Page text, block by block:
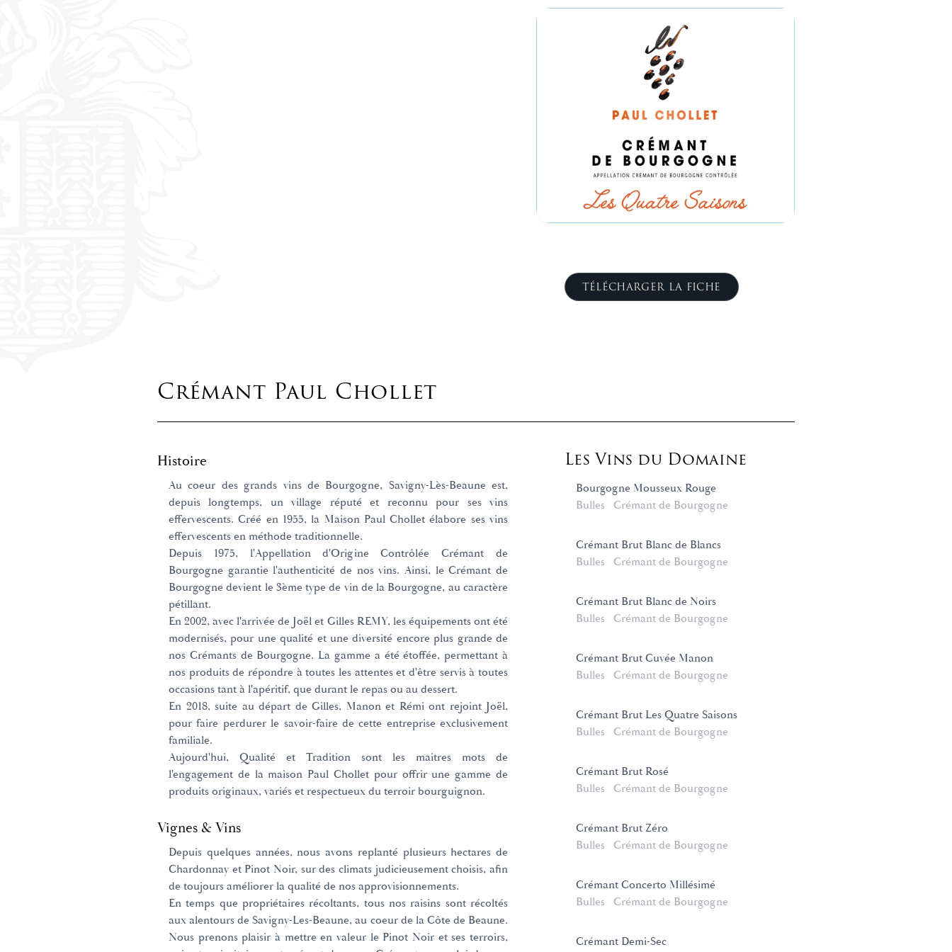
TÉLÉCHARGER LA FICHE
Crémant Paul Chollet
Histoire
Au coeur des grands vins de Bourgogne, Savigny-Lès-Beaune est,
depuis longtemps, un village réputé et reconnu pour ses vins
effervescents. Créé en 1955, la Maison Paul Chollet élabore ses vins
effervescents en méthode traditionnelle.
Depuis 1975, l'Appellation d'Origine Contrôlée Crémant de
Bourgogne garantie l'authenticité de nos vins. Ainsi, le Crémant de
Bourgogne devient le 3ème type de vin de la Bourgogne, au caractère
pétillant.
En 2002, avec l'arrivée de Joël et Gilles REMY, les équipements ont été
modernisés, pour une qualité et une diversité encore plus grande de
nos Crémants de Bourgogne. La gamme a été étoffée, permettant à
nos produits de répondre à toutes les attentes et d'être servis à toutes
occasions tant à l'apéritif, que durant le repas ou au dessert.
En 2018, suite au départ de Gilles, Manon et Rémi ont rejoint Joël,
pour faire perdurer le savoir-faire de cette entreprise exclusivement
familiale.
Aujourd'hui, Qualité et Tradition sont les maitres mots de
l'engagement de la maison Paul Chollet pour offrir une gamme de
produits originaux, variés et respectueux du terroir bourguignon.
Vignes & Vins
Depuis quelques années, nous avons replanté plusieurs hectares de
Chardonnay et Pinot Noir, sur des climats judicieusement choisis, afin
de toujours améliorer la qualité de nos approvisionnements.
En temps que propriétaires récoltants, tous nos raisins sont récoltés
aux alentours de Savigny-Les-Beaune, au coeur de la Côte de Beaune.
Nous prenons plaisir à mettre en valeur le Pinot Noir et ses terroirs,
Les Vins du Domaine
Bourgogne Mousseux Rouge
Bulles
Crémant de Bourgogne
Crémant Brut Blanc de Blancs
Bulles
Crémant de Bourgogne
Crémant Brut Blanc de Noirs
Bulles
Crémant de Bourgogne
Crémant Brut Cuvée Manon
Bulles
Crémant de Bourgogne
Crémant Brut Les Quatre Saisons
Bulles
Crémant de Bourgogne
Crémant Brut Rosé
Bulles
Crémant de Bourgogne
Crémant Brut Zéro
Bulles
Crémant de Bourgogne
Crémant Concerto Millésimé
Bulles
Crémant de Bourgogne
Crémant Demi-Sec